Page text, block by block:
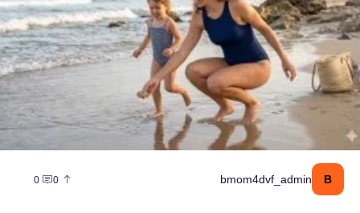
B
bmom4dvf_admin
0
0